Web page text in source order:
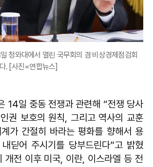
청와대에서 열린 국무회의 겸 비상경제점검회
. [사진=연합뉴스]
14일 중동 전쟁과 관련해 “전쟁 당사
권 보호의 원칙, 그리고 역사의 교훈
가 간절히 바라는 평화를 향해서 용
딛어 주시기를 당부드린다”고 밝혔
개전 이후 미국, 이란, 이스라엘 등 전